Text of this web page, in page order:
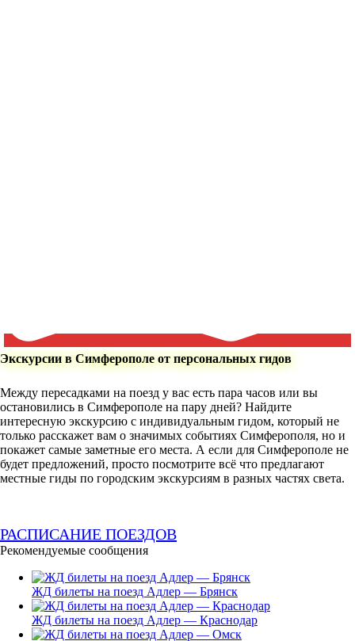
Экскурсии в Симферополе от персональных гидов
Между пересадками на поезд у вас есть пара часов или вы
остановились в Симферополе на пару дней? Найдите
интересную экскурсию с индивидуальным гидом, который не
только расскажет вам о значимых событиях Симферополя, но и
покажет самые заметные его места. А если для Симферополе не
будет предложений, просто посмотрите всё что предлагают
местные гиды по городским экскурсиям в разных частях света.
РАСПИСАНИЕ ПОЕЗДОВ
Рекомендуемые сообщения
ЖД билеты на поезд Адлер — Брянск
ЖД билеты на поезд Адлер — Краснодар